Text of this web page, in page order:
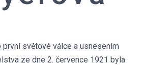
první světové válce a usnesením
ze dne 2. července 1921 byla